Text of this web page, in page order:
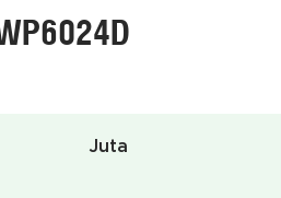
Juta